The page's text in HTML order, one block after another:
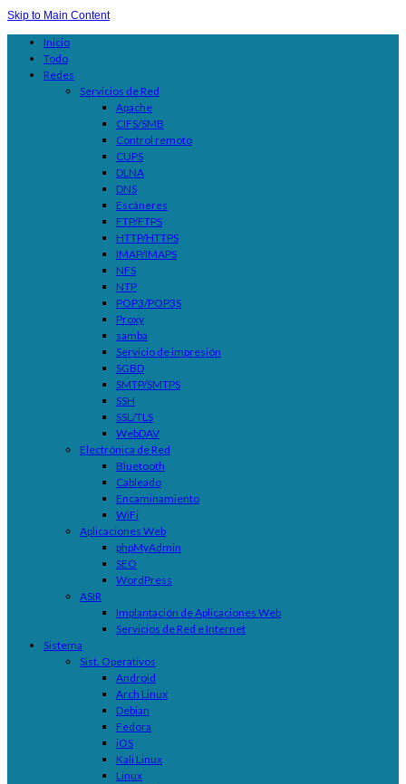
Skip to Main Content
Inicio
Todo
Redes
Servicios de Red
Apache
CIFS/SMB
Control remoto
CUPS
DLNA
DNS
Escáneres
FTP/FTPS
HTTP/HTTPS
IMAP/IMAPS
NFS
NTP
POP3/POP3S
Proxy
samba
Servicio de impresión
SGBD
SMTP/SMTPS
SSH
SSL/TLS
WebDAV
Electrónica de Red
Bluetooth
Cableado
Encaminamiento
WiFi
Aplicaciones Web
phpMyAdmin
SEO
WordPress
ASIR
Implantación de Aplicaciones Web
Servicios de Red e Internet
Sistema
Sist. Operativos
Android
Arch Linux
Debian
Fedora
iOS
Kali Linux
Linux